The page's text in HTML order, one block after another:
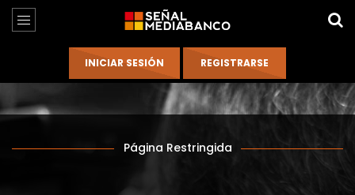
Página Restringida